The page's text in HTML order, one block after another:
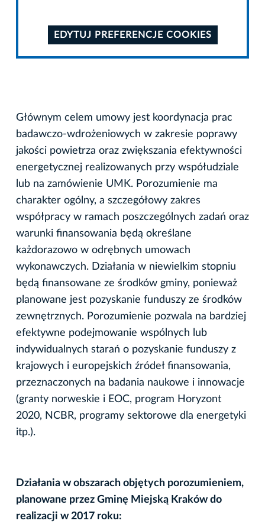
EDYTUJ PREFERENCJE COOKIES
Głównym celem umowy jest koordynacja prac
badawczo-wdrożeniowych w zakresie poprawy
jakości powietrza oraz zwiększania efektywności
energetycznej realizowanych przy współudziale
lub na zamówienie UMK. Porozumienie ma
charakter ogólny, a szczegółowy zakres
współpracy w ramach poszczególnych zadań oraz
warunki finansowania będą określane
każdorazowo w odrębnych umowach
wykonawczych. Działania w niewielkim stopniu
będą finansowane ze środków gminy, ponieważ
planowane jest pozyskanie funduszy ze środków
zewnętrznych. Porozumienie pozwala na bardziej
efektywne podejmowanie wspólnych lub
indywidualnych starań o pozyskanie funduszy z
krajowych i europejskich źródeł finansowania,
przeznaczonych na badania naukowe i innowacje
(granty norweskie i EOC, program Horyzont
2020, NCBR, programy sektorowe dla energetyki
itp.).
Działania w obszarach objętych porozumieniem,
planowane przez Gminę Miejską Kraków do
realizacji w 2017 roku: